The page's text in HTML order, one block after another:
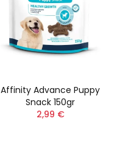
Affinity Advance Puppy
Snack 150gr
2,99 €